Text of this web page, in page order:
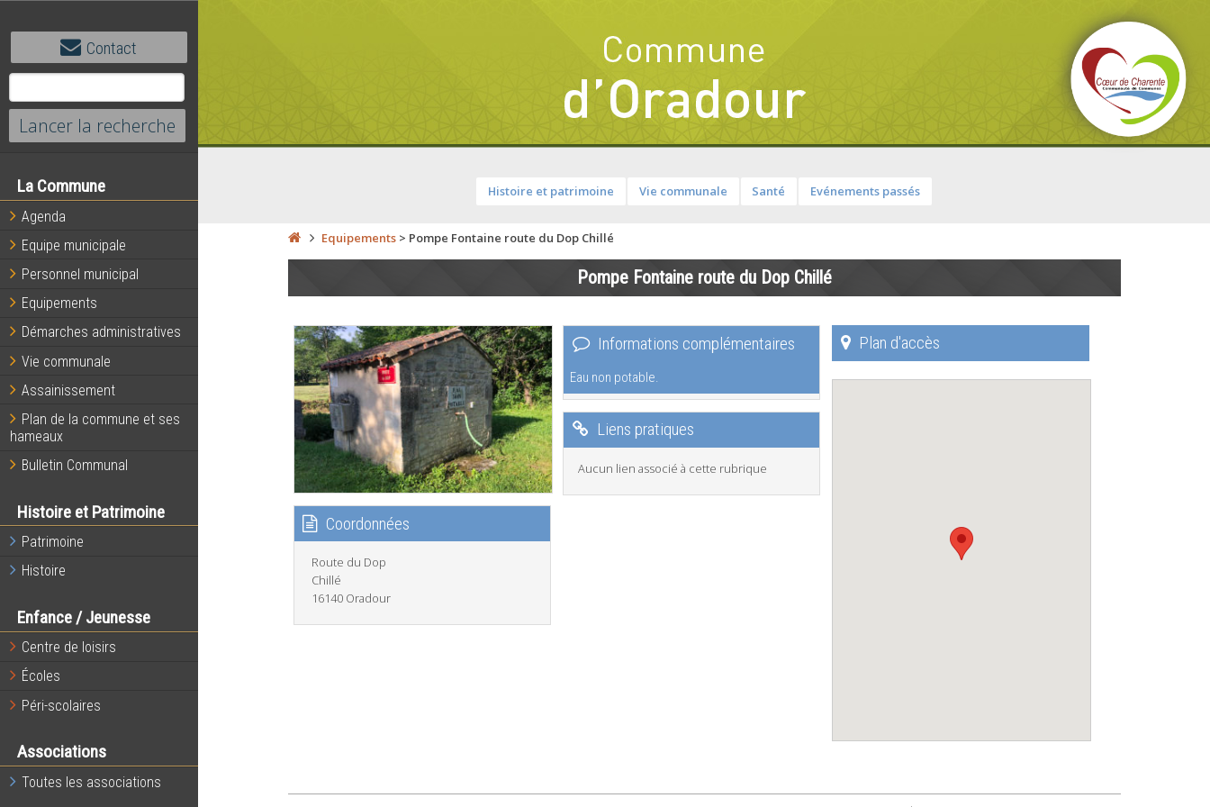
Contact
La Commune
Agenda
Equipe municipale
Personnel municipal
Equipements
Démarches administratives
Vie communale
Assainissement
Plan de la commune et ses
hameaux
Bulletin Communal
Histoire et Patrimoine
Patrimoine
Histoire
Enfance / Jeunesse
Centre de loisirs
Écoles
Péri-scolaires
Associations
Toutes les associations
Histoire et patrimoine Vie communale Santé Evénements passés
Equipements> Pompe Fontaine route du Dop Chillé
Pompe Fontaine route du Dop Chillé
Coordonnées
Route du Dop
Chillé
16140 Oradour
Informations complémentaires
Eau non potable.
Liens pratiques
Aucun lien associé à cette rubrique
Plan d'accès